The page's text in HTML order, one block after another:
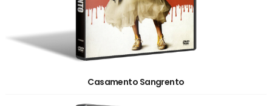
Casamento Sangrento